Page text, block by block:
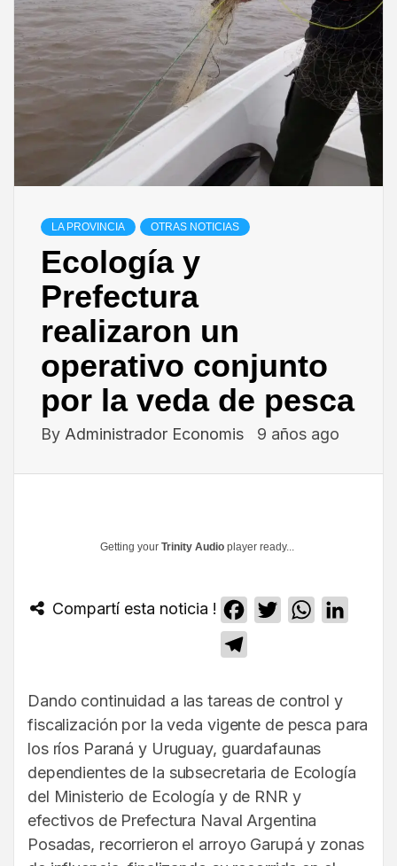
LA PROVINCIA OTRAS NOTICIAS
Ecología y
Prefectura
realizaron un
operativo conjunto
por la veda de pesca
By Administrador Economis 9 años ago
Getting your Trinity Audio player ready...
Compartí esta noticia ! Facebook
TwitterWhatsApp
Dando continuidad a las tareas de control y
fiscalización por la veda vigente de pesca para
los ríos Paraná y Uruguay, guardafaunas
dependientes de la subsecretaria de Ecología
del Ministerio de Ecología y de RNR y
efectivos de Prefectura Naval Argentina
Posadas, recorrieron el arroyo Garupá y zonas